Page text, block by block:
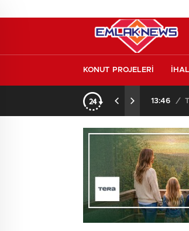
KONUT PROJELERİ
13:46 /